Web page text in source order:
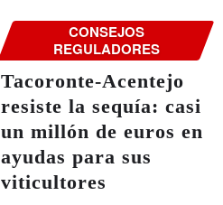
CONSEJOS
REGULADORES
Tacoronte-Acentejo
resiste la sequía: casi
un millón de euros en
ayudas para sus
viticultores